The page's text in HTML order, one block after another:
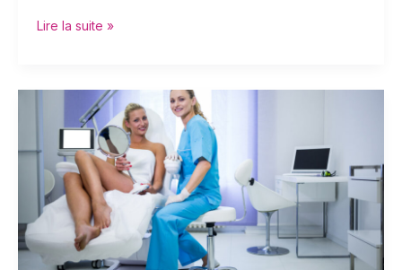
Lire la suite »
centre
médecine
esthétique